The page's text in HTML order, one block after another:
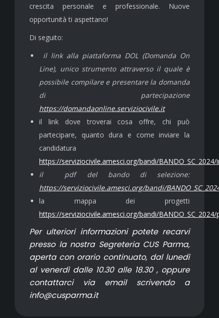
crescita personale e professionale. Nuove
opportunità ti aspettano!
Di seguito:
il link alla piattaforma DOL (Domanda On
Line), unico strumento attraverso il quale è
possibile compilare e presentare la domanda
di partecipazione
https://domandaonline.serviziocivile.it
il link dove troverai cosa offre, chi può
partecipare, quanto dura e come inviare la
candidatura
https://serviziocivile.amesci.org/bandi/
il pdf del bando di selezione:
https://serviziocivile.amesci.org/bandi/
la mappa dei progetti
https://serviziocivile.amesci.org/bandi/
Per ulteriori informazioni potete recarvi
presso la nostra Segreteria CUS Parma,
aperta con orario continuato, dal lunedì
al venerdì dalle 10.30 alle 18.30 , oppure
contattarci via email scrivendo a
info@cusparma.it